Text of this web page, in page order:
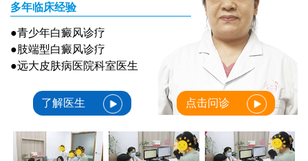
多年临床经验
●青少年白癜风诊疗
●肢端型白癜风诊疗
●远大皮肤病医院科室医生
了解医生 点击问诊